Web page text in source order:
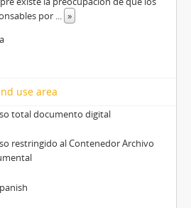
por ... »
use area
total documento digital
restringido al Contenedor Archivo